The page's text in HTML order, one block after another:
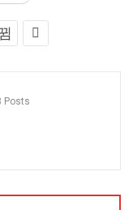
Posts